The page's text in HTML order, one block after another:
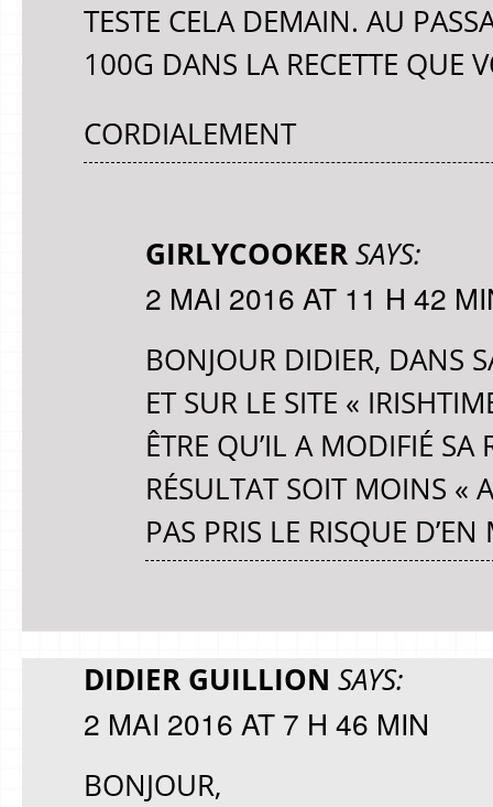
TESTE CELA DEMAIN. AU
100G DANS LA RECETTE QUE
CORDIALEMENT
GIRLYCOOKERSAYS:
2 MAI 2016 AT 11 H 42
BONJOUR DIDIER, DANS
ET SUR LE SITE «
ÊTRE QU’IL A MODIFIÉ SA
RÉSULTAT SOIT MOINS «
PAS PRIS LE RISQUE
DIDIER GUILLION SAYS:
2 MAI 2016 AT 7 H 46 MIN
BONJOUR,